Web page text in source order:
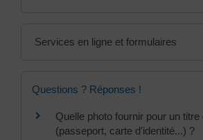
Services en ligne et formulaires
Questions ? Réponses !
Quelle photo fournir pour un titre
(passeport, carte d'identité...) ?